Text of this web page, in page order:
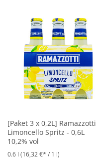
[Paket 3 x 0,2L] Ramazzotti
Limoncello Spritz - 0,6L
10,2% vol
0.6 l (16,32 €* / 1 l)